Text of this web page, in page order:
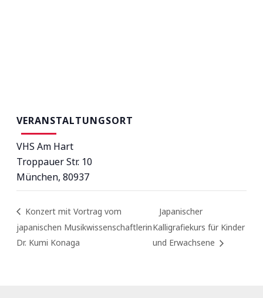
VERANSTALTUNGSORT
VHS Am Hart
Troppauer Str. 10
München, 80937
Konzert mit Vortrag vom
japanischen Musikwissenschaftlerin
Dr. Kumi Konaga
Japanischer
Kalligrafiekurs für Kinder
und Erwachsene